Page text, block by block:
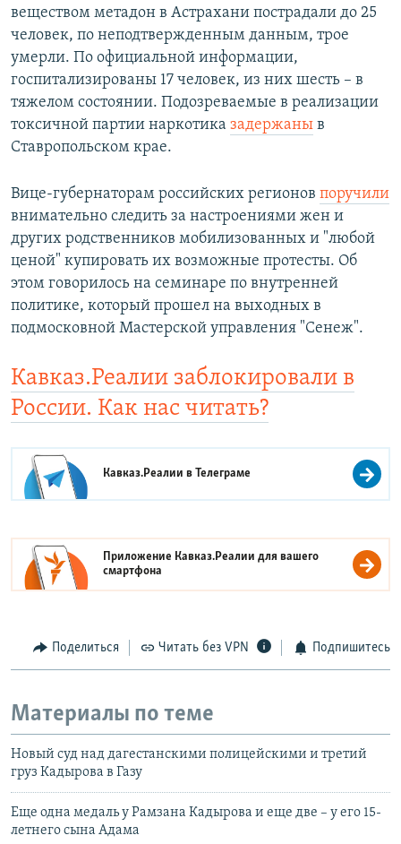
веществом метадон в Астрахани пострадали до 25
человек, по неподтвержденным данным, трое
умерли. По официальной информации,
госпитализированы 17 человек, из них шесть – в
тяжелом состоянии. Подозреваемые в реализации
токсичной партии наркотика задержаны в
Ставропольском крае.
Вице-губернаторам российских регионов поручили
внимательно следить за настроениями жен и
других родственников мобилизованных и "любой
ценой" купировать их возможные протесты. Об
этом говорилось на семинаре по внутренней
политике, который прошел на выходных в
подмосковной Мастерской управления "Сенеж".
Кавказ.Реалии заблокировали в
России. Как нас читать?
Кавказ.Реалии вТелеграме
Приложение Кавказ.Реалии для вашего
смартфона
Поделиться Читать без VPN Подпишитесь
Материалы по теме
Новый суд над дагестанскими полицейскими и третий
груз Кадырова в Газу
Еще одна медаль у Рамзана Кадырова и еще две – у его 15-
летнего сына Адама